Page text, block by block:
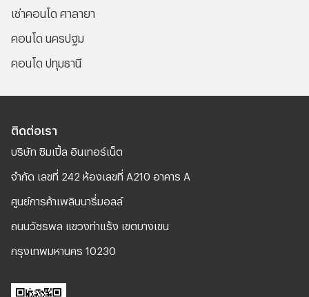
เช่าคอนโด ศาลายา
คอนโด นครปฐม
คอนโด ปทุมธานี
ติดต่อเรา
บริษัท ซิมเปิ้ล อินเทอร์เน็ต
จํากัด เลขที่ 242 ห้องเลขที่ A210 อาคาร A
ศูนย์การค้าเพลินนารี่มอลล์
ถนนวัชรพล แขวงท่าแร้ง เขตบางเขน
กรุงเทพมหานคร 10230